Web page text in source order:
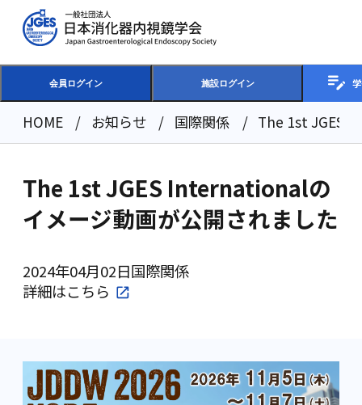
会員ログイン 施設ログイン
HOME お知らせ 国際関係 The 1st JGES
2024年04月02日国際関係
The 1st JGES Internationalの
イメージ動画が公開されました
詳細はこちら